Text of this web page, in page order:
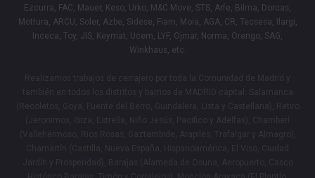
Ezcurra, FAC, Mauer, Keso, Urko, M&C Move, STS, Arfe, Bilma, Dorcas,
Mottura, ARCU, Soler, Azbe, Sidese, Fiam, Moia, AGA, CR, Tecsesa, Ilargi,
Inceca, Toy, JIS, Keymat, Ucem, LYF, Ojmar, Norma, Orengo, SAG,
Winkhaus, etc.